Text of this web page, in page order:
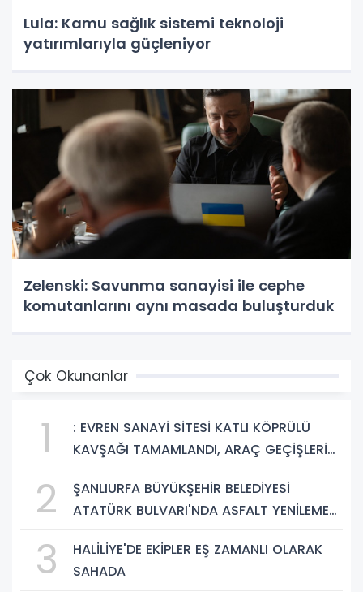
Lula: Kamu sağlık sistemi teknoloji
yatırımlarıyla güçleniyor
Zelenski: Savunma sanayisi ile cephe
komutanlarını aynı masada buluşturduk
Çok Okunanlar
1
: EVREN SANAYİ SİTESİ KATLI KÖPRÜLÜ
KAVŞAĞI TAMAMLANDI, ARAÇ GEÇİŞLERİ
2
ŞANLIURFA BÜYÜKŞEHİR BELEDİYESİ
ATATÜRK BULVARI'NDA ASFALT YENİLEME
3
HALİLİYE'DE EKİPLER EŞ ZAMANLI OLARAK
SAHADA